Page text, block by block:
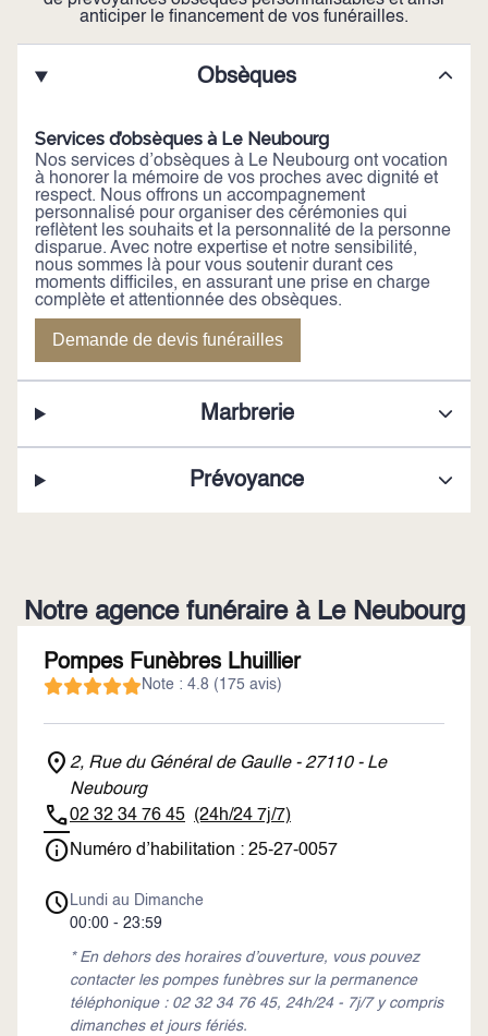
anticiper le financement de vos funérailles.
Obsèques
Services d’obsèques à Le Neubourg
Nos services d’obsèques à Le Neubourg ont vocation
à honorer la mémoire de vos proches avec dignité et
respect. Nous offrons un accompagnement
personnalisé pour organiser des cérémonies qui
reflètent les souhaits et la personnalité de la personne
disparue. Avec notre expertise et notre sensibilité,
nous sommes là pour vous soutenir durant ces
moments difficiles, en assurant une prise en charge
complète et attentionnée des obsèques.
Demande de devis funérailles
Marbrerie
Prévoyance
Notre agence funéraire à Le Neubourg
Pompes Funèbres Lhuillier
Note : 4.8 (175 avis)
2, Rue du Général de Gaulle - 27110 - Le
Neubourg
02 32 34 76 45 (24h/24 7j/7)
Numéro d’habilitation : 25-27-0057
Lundi au Dimanche
00:00 - 23:59
* En dehors des horaires d’ouverture, vous pouvez
contacter les pompes funèbres sur la permanence
téléphonique : 02 32 34 76 45, 24h/24 - 7j/7 y compris
dimanches et jours fériés.